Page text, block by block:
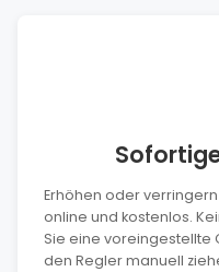
Erhöhen oder
online und kostenlos.
Sie eine voreingestellte
den Regler manuell